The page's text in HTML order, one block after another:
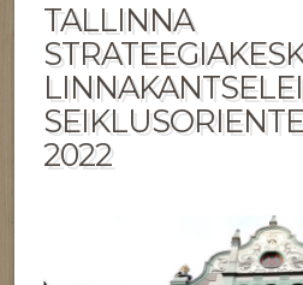
TALLINNA
LINNAKANTSELEI
2022